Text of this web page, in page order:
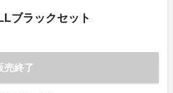
ブラックセット
売終了